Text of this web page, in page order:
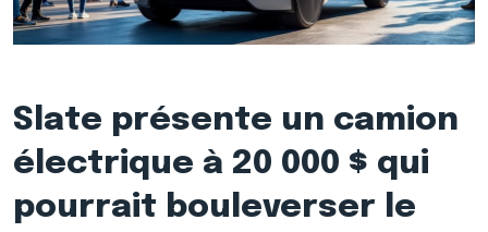
Slate présente un camion
électrique à 20 000 $ qui
pourrait bouleverser le